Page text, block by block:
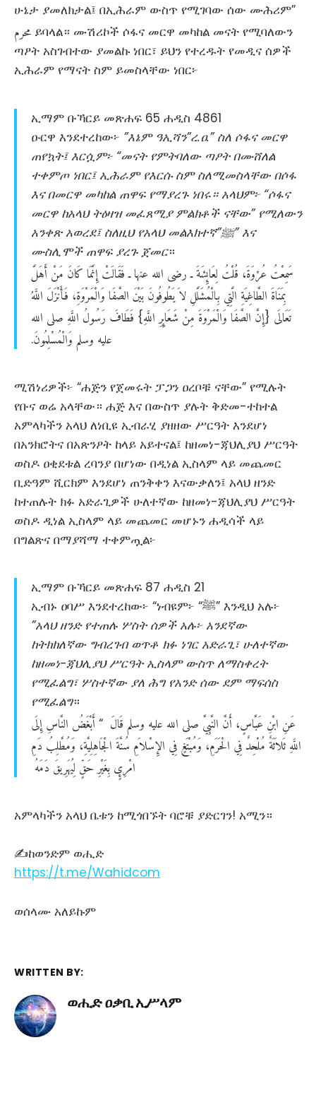
ሁኔታ ያመለክታል፤ በኢሕራም ውስጥ የሚገባው ሰው ሙሕሪም”
محرم ይባላል። ሙሽሪኮች ሶፋና መርዋ መካከል መናት የሚባለውን
ጣዖት አስገብተው ያመልኩ ነበር፣ ይህን የተረዱት የመዲና ሰዎች
ኢሕራም የማናት ስም ይመስላቸው ነበር፦
ኢማም ቡኻርይ መጽሐፍ 65 ሐዲስ 4861
ዑርዋ እንደተረከው፦ ”እኔም ዓኢሻን”ረ.ዐ.” ስለ ሶፋና መርዋ
ጠየኳት፤ እርሷም፦ “መናት የምትባለው ጣዖት በሙሸለል
ተቀምጦ ነበር፤ ኢሕራም የእርሱ ስም ስለሚመስላቸው በሶፋ
እና በመርዋ መካከል ጠዋፍ የማያረጉ ነበሩ። አላህም፦ “ሶፋና
መርዋ ከአላህ ትዕዛዝ መፈጸሚያ ምልክቶች ናቸው” የሚለውን
አንቀጽ አወረደ፤ ስለዚህ የአላህ መልእክተኛ”ﷺ” እና
ሙስሊሞች ጠዋፍ ያረጉ ጀመር።
سَمِعْتُعُرْوَةَ،قُلْتُلِعَائِشَةَـرضىاللهعنهاـفَقَالَتْإِنَّمَاكَانَمَنْأَهَلَّ
بِمَنَاةَالطَّاغِيَةِالَّتِيبِالْمُشَلَّلِلاَيَطُوفُونَبَيْنَالصَّفَاوَالْمَرْوَةِ،فَأَنْزَلَاللَّهُ
تَعَالَى ‏{‏إِنَّالصَّفَاوَالْمَرْوَةَمِنْشَعَائِرِاللَّهِ‏}‏ فَطَافَرَسُولُاللَّهِصلىالله
عليهوسلموَالْمُسْلِمُونَ‏.‏
ሚሽነሪዎች፦ “ሐጅን የጀመሩት ፓጋን ዐረቦቹ ናቸው” የሚሉት
የቡና ወሬ አላቸው። ሐጅ እና በውስጥ ያሉት ቅድመ-ተከተል
አምላካችን አላህ ለነቢዩ ኢብራሂ ያዘዘው ሥርዓት እንደሆነ
በአንክሮትና በአጽንዖት ከላይ አይተናል፤ ከዘመነ-ጃህሊያህ ሥርዓት
ወስዶ ዐቂደቱል ረባንያ በሆነው በዲነል ኢስላም ላይ መጨመር
ቢድዓም ሺርክም እንደሆነ ጠንቅቀን እናውቃለን፤ አላህ ዘንድ
ከተጠሉት ክፉ አድራጊዎች ሁለተኛው ከዘመነ-ጃህሊያህ ሥርዓት
ወስዶ ዲነል ኢስላም ላይ መጨመር መሆኑን ሐዲሳች ላይ
በግልጽና በማያሻማ ተቀምጧል፦
ኢማም ቡኻርይ መጽሐፍ 87 ሐዲስ 21
ኢብኑ ዐባሥ እንደተረከው፦ “ነብዩም፦ “ﷺ” እንዲህ አሉ፦
”አላህ ዘንድ የተጠሉ ሦስት ሰዎች አሉ፦ አንደኛው
ከትክክለኛው ግብረገብ ወጥቶ ክፉ ነገር አድራጊ፣ ሁለተኛው
ከዘመነ-ጃህሊያህ ሥርዓት ኢስላም ውስጥ ለማስቀረት
የሚፈልግ፣ ሦስተኛው ያለ ሕግ የአንድ ሰው ደም ማፍሰስ
የሚፈልግ።
عَنِابْنِعَبَّاسٍ،أَنَّالنَّبِيَّصلىاللهعليهوسلمقَالَ ‏ “‏ أَبْغَضُالنَّاسِإِلَى
اللَّهِثَلاَثَةٌمُلْحِدٌفِيالْحَرَمِ،وَمُبْتَغٍفِيالإِسْلاَمِسُنَّةَالْجَاهِلِيَّةِ،وَمُطَّلِبُدَمِ
امْرِئٍبِغَيْرِحَقٍّلِيُهَرِيقَدَمَهُ
አምላካችን አላህ ቤቱን ከሚጎበኙት ባሮቹ ያድርገን! አሚን።
✍️ከወንድም ወሒድ
https://t.me/Wahidcom
ወሰላሙ አለይኩም
WRITTEN BY:
ወሒድ ዐቃቢ ኢሥላም